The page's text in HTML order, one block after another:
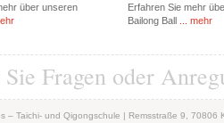
über unseren
Erfahren Sie mehr
Bailong Ball
... mehr
Fragen oder
– Taichi- und Qigongschule | Remsstraße 9, 70806